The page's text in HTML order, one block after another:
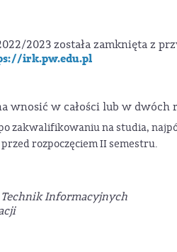
2023 została zamknięta z
irk.pw.edu.pl
wnosić w całości lub w dwóch
zakwalifikowaniu na studia,
rozpoczęciem II semestru.
Informacyjnych